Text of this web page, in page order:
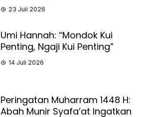
23 Juli 2026
Umi Hannah: “Mondok Kui
Penting, Ngaji Kui Penting”
14 Juli 2026
Peringatan Muharram 1448 H:
Abah Munir Syafa’at Ingatkan